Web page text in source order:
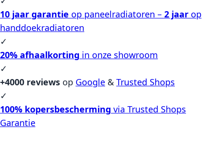
10 jaar garantie op paneelradiatoren – 2 jaar op
handdoekradiatoren
✓
20% afhaalkorting in onze showroom
✓
+4000 reviews op Google & Trusted Shops
✓
100% kopersbescherming via Trusted Shops
Garantie